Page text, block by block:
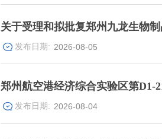
关于受理和拟批复郑州九龙生物
2026-08-05
郑州航空港经济综合实验区第D1-
2026-08-04